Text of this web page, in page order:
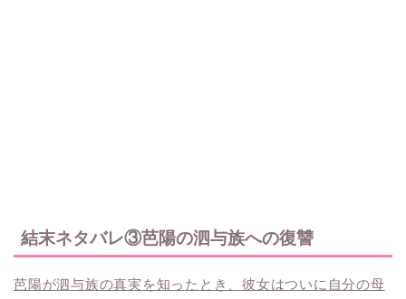
結末ネタバレ③芭陽の泗与族への復讐
芭陽が泗与族の真実を知ったとき、彼女はついに自分の母